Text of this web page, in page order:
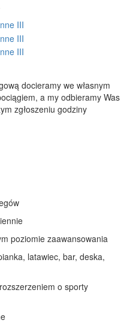
docieramy we własnym
a my odbieramy Was
zgłoszeniu godziny
poziomie zaawansowania
latawiec, bar, deska,
o sporty